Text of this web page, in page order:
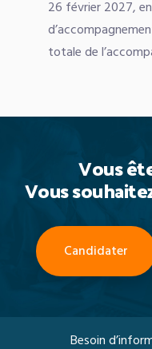
26 février 2027,
totale de
Vous
Vous
Candidater
Besoin